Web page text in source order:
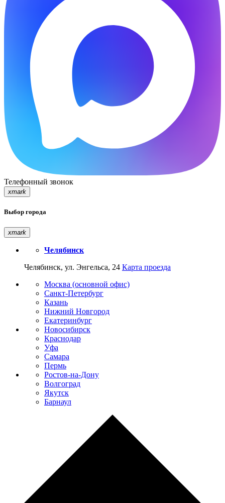
Телефонный звонок
xmark
Выбор города
xmark
Челябинск
Челябинск, ул. Энгельса, 24 Карта проезда
Москва (основной офис)
Санкт-Петербург
Казань
Нижний Новгород
Екатеринбург
Новосибирск
Краснодар
Уфа
Самара
Пермь
Ростов-на-Дону
Волгоград
Якутск
Барнаул